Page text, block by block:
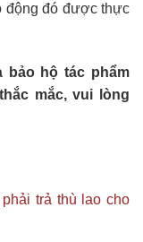
động đó được thực
bảo hộ tác phẩm
mắc, vui lòng
trả thù lao cho